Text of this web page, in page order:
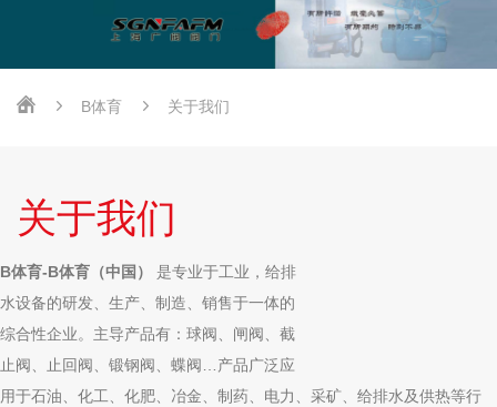
B体育 关于我们
关于我们
B体育-B体育（中国） 是专业于工业，给排
水设备的研发、生产、制造、销售于一体的
综合性企业。主导产品有：球阀、闸阀、截
止阀、止回阀、锻钢阀、蝶阀…产品广泛应
用于石油、化工、化肥、冶金、制药、电力、采矿、给排水及供热等行